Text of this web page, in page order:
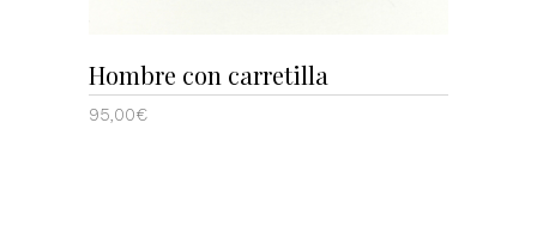
Hombre con carretilla
95,00€